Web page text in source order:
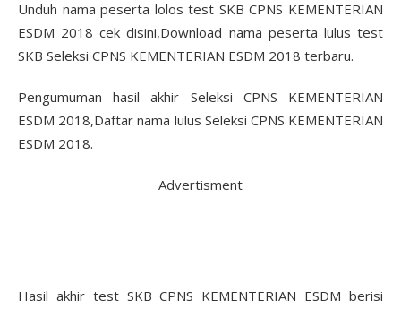
Unduh nama peserta lolos test SKB CPNS KEMENTERIAN
ESDM 2018 cek disini,Download nama peserta lulus test
SKB Seleksi CPNS KEMENTERIAN ESDM 2018 terbaru.
Pengumuman hasil akhir Seleksi CPNS KEMENTERIAN
ESDM 2018,Daftar nama lulus Seleksi CPNS KEMENTERIAN
ESDM 2018.
Advertisment
Hasil akhir test SKB CPNS KEMENTERIAN ESDM berisi